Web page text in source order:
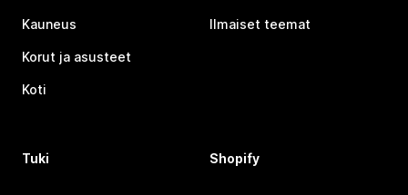
Kauneus
Korut ja asusteet
Koti
Ilmaiset teemat
Tuki Shopify